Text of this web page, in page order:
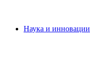
Наука и инновации